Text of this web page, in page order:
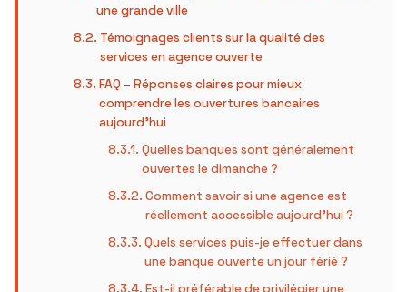
une grande ville
Témoignages clients sur la qualité des
services en agence ouverte
FAQ – Réponses claires pour mieux
comprendre les ouvertures bancaires
aujourd’hui
Quelles banques sont généralement
ouvertes le dimanche ?
Comment savoir si une agence est
réellement accessible aujourd’hui ?
Quels services puis-je effectuer dans
une banque ouverte un jour férié ?
Est-il préférable de privilégier une